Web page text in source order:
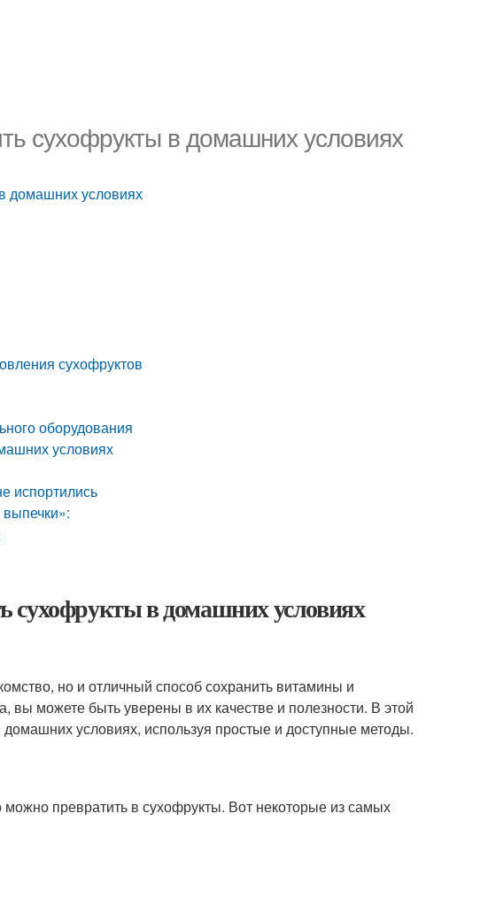
сухофрукты в домашних условиях
домашних условиях
сухофруктов
оборудования
условиях
испортились
сухофрукты в домашних условиях
но и отличный способ сохранить витамины и
можете быть уверены в их качестве и полезности. В этой
условиях, используя простые и доступные методы.
превратить в сухофрукты. Вот некоторые из самых